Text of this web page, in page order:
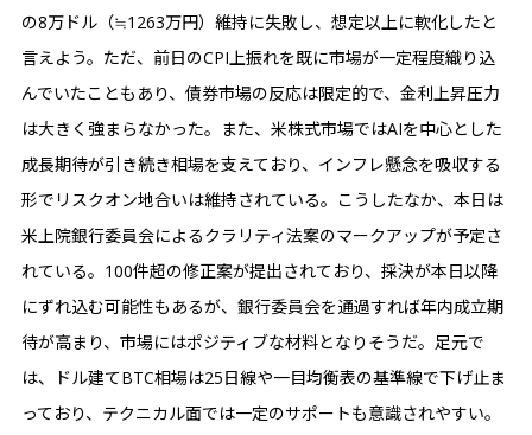
の8万ドル（≒1263万円）維持に失敗し、想定以上に軟化したと
言えよう。ただ、前日のCPI上振れを既に市場が一定程度織り込
んでいたこともあり、債券市場の反応は限定的で、金利上昇圧力
は大きく強まらなかった。また、米株式市場ではAIを中心とした
成長期待が引き続き相場を支えており、インフレ懸念を吸収する
形でリスクオン地合いは維持されている。こうしたなか、本日は
米上院銀行委員会によるクラリティ法案のマークアップが予定さ
れている。100件超の修正案が提出されており、採決が本日以降
にずれ込む可能性もあるが、銀行委員会を通過すれば年内成立期
待が高まり、市場にはポジティブな材料となりそうだ。足元で
は、ドル建てBTC相場は25日線や一目均衡表の基準線で下げ止ま
っており、テクニカル面では一定のサポートも意識されやすい。